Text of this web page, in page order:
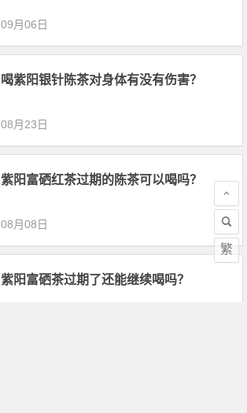
09月06日
喝紫阳银针陈茶对身体有没有伤害？
08月23日
紫阳富硒红茶过期的陈茶可以喝吗？
08月08日
紫阳富硒茶过期了还能继续喝吗？
繁